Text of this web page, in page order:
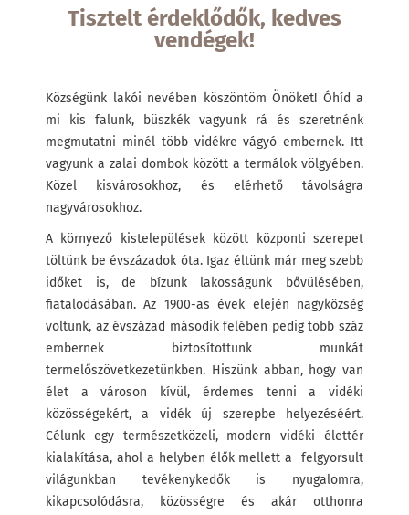
Tisztelt érdeklődők, kedves
vendégek!
Községünk lakói nevében köszöntöm Önöket! Óhíd a
mi kis falunk, büszkék vagyunk rá és szeretnénk
megmutatni minél több vidékre vágyó embernek. Itt
vagyunk a zalai dombok között a termálok völgyében.
Közel kisvárosokhoz, és elérhető távolságra
nagyvárosokhoz.
A környező kistelepülések között központi szerepet
töltünk be évszázadok óta. Igaz éltünk már meg szebb
időket is, de bízunk lakosságunk bővülésében,
fiatalodásában. Az 1900-as évek elején nagyközség
voltunk, az évszázad második felében pedig több száz
embernek biztosítottunk munkát
termelőszövetkezetünkben. Hiszünk abban, hogy van
élet a városon kívül, érdemes tenni a vidéki
közösségekért, a vidék új szerepbe helyezéséért.
Célunk egy természetközeli, modern vidéki élettér
kialakítása, ahol a helyben élők mellett a felgyorsult
világunkban tevékenykedők is nyugalomra,
kikapcsolódásra, közösségre és akár otthonra